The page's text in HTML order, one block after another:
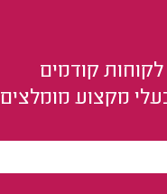
קודמים
מקצוע מומלצים